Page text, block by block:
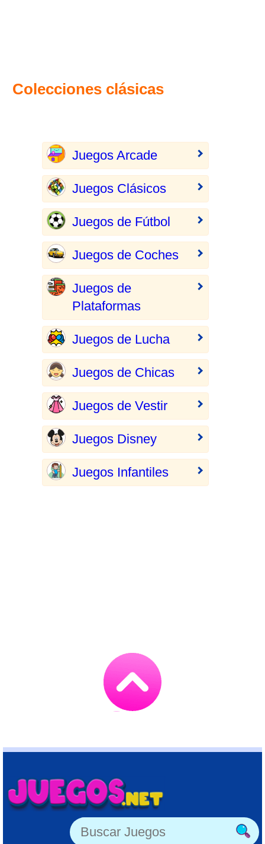
Colecciones clásicas
Juegos Arcade
Juegos Clásicos
Juegos de Fútbol
Juegos de Coches
Juegos de
Plataformas
Juegos de Lucha
Juegos de Chicas
Juegos de Vestir
Juegos Disney
Juegos Infantiles